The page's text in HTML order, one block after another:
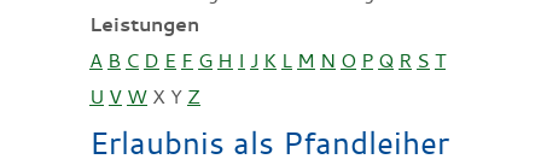
Leistungen
A B C D E F G H I J K L M N O P Q R S T
U V W X Y Z
Erlaubnis als Pfandleiher